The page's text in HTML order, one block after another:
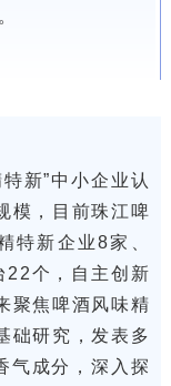
新”中小企业认
模，目前珠江啤
特新企业8家、
22个，自主创新
聚焦啤酒风味精
础研究，发表多
气成分，深入探